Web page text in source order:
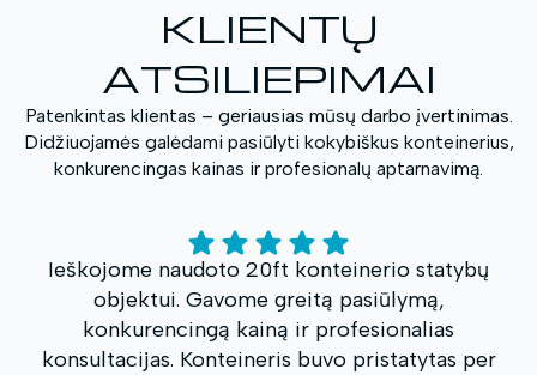
KLIENTŲ
ATSILIEPIMAI
Patenkintas klientas – geriausias mūsų darbo įvertinimas.
Didžiuojamės galėdami pasiūlyti kokybiškus konteinerius,
konkurencingas kainas ir profesionalų aptarnavimą.
Ieškojome naudoto 20ft konteinerio statybų
objektui. Gavome greitą pasiūlymą,
konkurencingą kainą ir profesionalias
konsultacijas. Konteineris buvo pristatytas per